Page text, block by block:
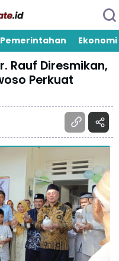
Ekonomi
Rauf Diresmikan,
Perkuat